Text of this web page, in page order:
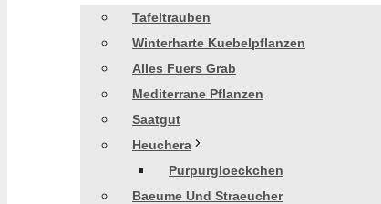
Tafeltrauben
Winterharte Kuebelpflanzen
Alles Fuers Grab
Mediterrane Pflanzen
Saatgut
Heuchera
Purpurgloeckchen
Baeume Und Straeucher